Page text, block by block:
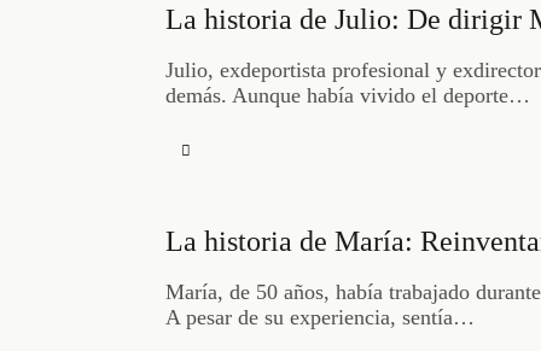
La historia de Julio: De dirigir
Julio, exdeportista profesional y
demás. Aunque había vivido el deporte…
La historia de María:
María, de 50 años, había trabajado
A pesar de su experiencia, sentía…